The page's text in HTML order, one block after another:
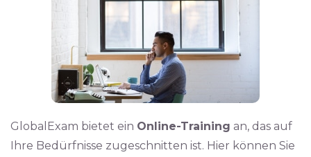
GlobalExam bietet ein Online-Training an, das auf
Ihre Bedürfnisse zugeschnitten ist. Hier können Sie